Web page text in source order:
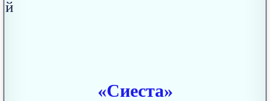
«Сиеста»